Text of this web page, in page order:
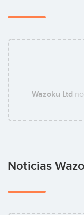
Wazoku Ltd
Noticias